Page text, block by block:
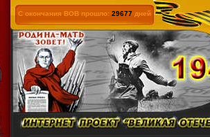
С окончания ВОВ прошло: 29677 дней